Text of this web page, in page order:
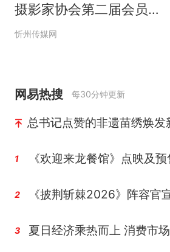
摄影家协会第二届会员代
表大会圆满召开
忻州传媒网
网易热搜 每30分钟更新
总书记点赞的非遗苗绣焕发
1
2 《披荆斩棘2026》阵容官
3